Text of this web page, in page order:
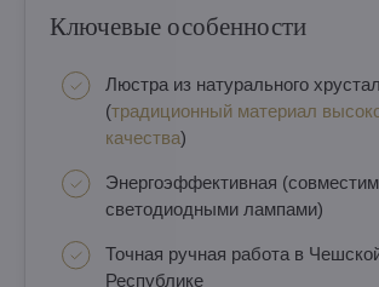
Ключевые особенности
Люстра из натурального
(традиционный материал
качества)
Энергоэффективная
светодиодными лампами)
Точная ручная работа в
Республике